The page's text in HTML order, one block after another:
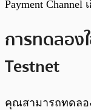
Payment
การทดลอง
Testnet
คุณสามารถทดลอ